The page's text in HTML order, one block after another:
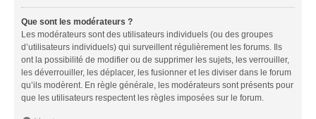
Que sont les modérateurs ?
Les modérateurs sont des utilisateurs individuels (ou des groupes
d’utilisateurs individuels) qui surveillent régulièrement les forums. Ils
ont la possibilité de modifier ou de supprimer les sujets, les verrouiller,
les déverrouiller, les déplacer, les fusionner et les diviser dans le forum
qu’ils modèrent. En règle générale, les modérateurs sont présents pour
que les utilisateurs respectent les règles imposées sur le forum.